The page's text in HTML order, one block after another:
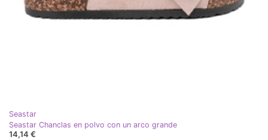
Seastar
Seastar Chanclas en polvo con un arco grande
14,14 €